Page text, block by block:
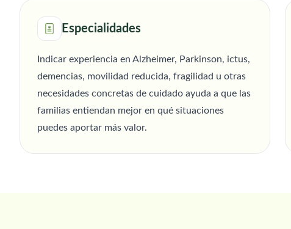
Especialidades
Indicar experiencia en Alzheimer, Parkinson, ictus,
demencias, movilidad reducida, fragilidad u otras
necesidades concretas de cuidado ayuda a que las
familias entiendan mejor en qué situaciones
puedes aportar más valor.